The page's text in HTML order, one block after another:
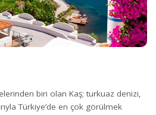
biri olan Kaş; turkuaz denizi,
Türkiye’de en çok görülmek